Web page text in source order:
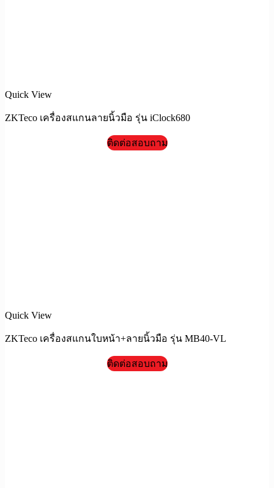
Quick View
ZKTeco เครื่องสแกนลายนิ้วมือ รุ่น iClock680
ติดต่อสอบถาม
Quick View
ZKTeco เครื่องสแกนใบหน้า+ลายนิ้วมือ รุ่น MB40-VL
ติดต่อสอบถาม